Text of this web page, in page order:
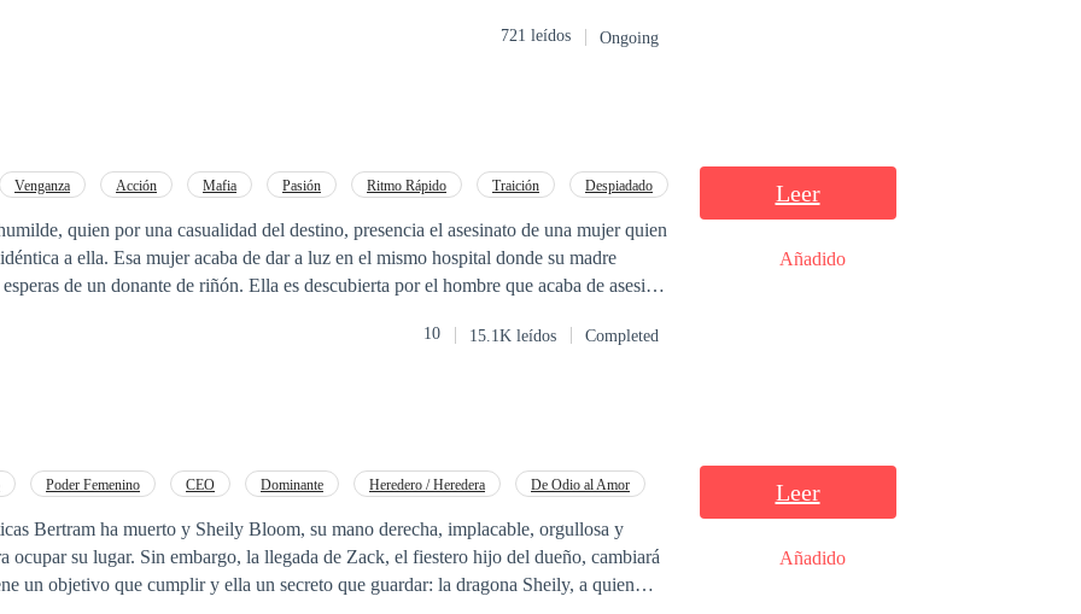
que yo o jamas habrias aceptado un trato semejante con un tramposo ser infernal?
721 leídos Ongoing
Venganza Acción Mafia Pasión Ritmo Rápido Traición Despiadado
quien por una casualidad del destino, presencia el asesinato de una mujer quien
a ella. Esa mujer acaba de dar a luz en el mismo hospital donde su madre
de un donante de riñón. Ella es descubierta por el hombre que acaba de asesinar
de la mafia, Alejo Troconi Sin imaginar el infierno que le espera, Amanda tendrá que
única alternativa?
10 15.1K leídos Completed
Leer
Añadido
Poder Femenino CEO Dominante Heredero / Heredera
De Odio al Amor
Bertram ha muerto y Sheily Bloom, su mano derecha, implacable, orgullosa y
de Zack, el fiestero hijo del dueño, cambiará
un objetivo que cumplir y ella un secreto que guardar: la dragona Sheily, a quien
Leer
Añadido